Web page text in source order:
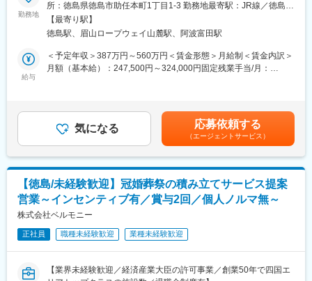
★業務内容：
お客様の挙式／披露宴を検討されているカップルに対しての当社
ならではの「1顧客1担当制」により密にサポート頂き、当社サー
ビス案内／見積り作成～プランニング／コーディネート業務をお
任せいたします。ご来店時から当日の式までトータルプランニン
★当社のお仕事の魅力:
◇一顧客一担当制・完全貸し切り・自社一貫
完全貸切のハウスウェディングで、新規接客から当日の進行、装
テイクアンドギヴ・ニーズは「あそびごころとやさしさで、人の
心を人生を豊かにする」を企業理念としていますが、見学をしに
来てくださった初日から～式を終えてお見送りをする最後の瞬間
までトータルコーディネートでお客様に対して価値提供したいと
思って頂ける方のご応募をお待ちしております。
◇充実の研修制度
入社後は現場でのOJT研修に加え、新人のための集合研修に参加
し、婚礼に関する基本的知識、ビジネスマナーから模擬演習まで
勤務地
所：徳島県徳島市助任本町1丁目1-3 勤務地最寄駅：JR線／徳島駅
受動喫煙対策：敷地内喫煙可能場所あり変更の範囲：会社の定め
る事業所
【最寄り駅】
徳島駅、眉山ロープウェイ山麓駅、阿波富田駅
給与
＜予定年収＞387万円～560万円＜賃金形態＞月給制＜賃金内訳＞
月額（基本給）：247,500円～324,000円固定残業手当/月：
は年齢、ご経験スキルを考慮のうえ、決定します。月間20時間の
みなし残業時間を超過した分は残業手当を支給■昇給:年2回■賞与:
年2回賃金はあくまでも目安の金額であり、選考を通じて上下する
可能性があります。月給(月額)は固定手当を含めた表記です。
気になる 応募依頼する
（エージェントサービス）
【徳島/未経験歓迎】冠婚葬祭の積み立てサービス提案
営業～インセンティブ有／賞与2回／個人ノルマ無～
株式会社ベルモニー
正社員 職種未経験歓迎 業種未経験歓迎
【業界未経験歓迎／経済産業大臣の許可事業／創業50年で四国エ